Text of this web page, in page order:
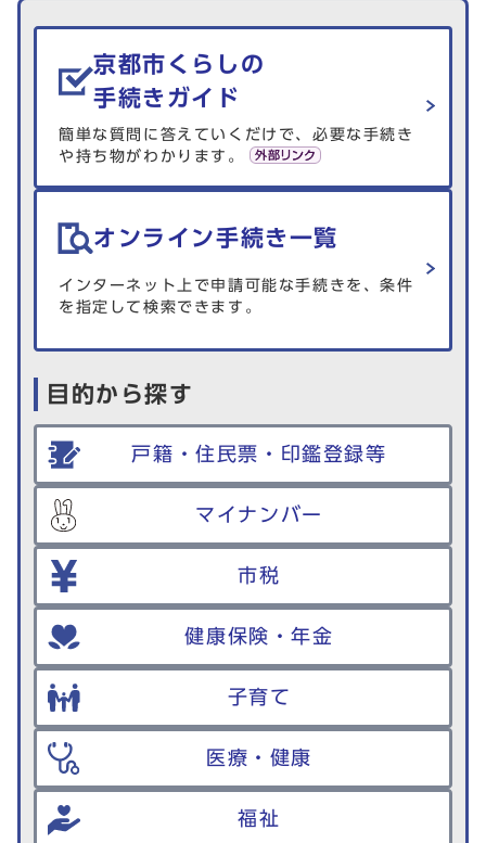
生活情報を探す
京都市くらしの
手続きガイド
簡単な質問に答えていくだけで、必要な手続き
や持ち物がわかります。
オンライン手続き一覧
インターネット上で申請可能な手続きを、条件
を指定して検索できます。
目的から探す
戸籍・住民票・印鑑登録等
マイナンバー
市税
健康保険・年金
子育て
医療・健康
福祉